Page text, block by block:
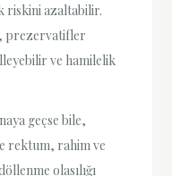
riskini azaltabilir.
prezervatifler
ve hamilelik
geçse bile,
rektum, rahim ve
olasılığı